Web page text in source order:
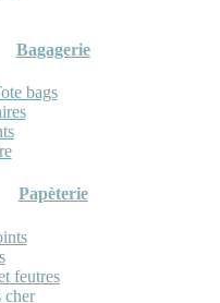
Bagagerie
bags
Papèterie
feutres
cher